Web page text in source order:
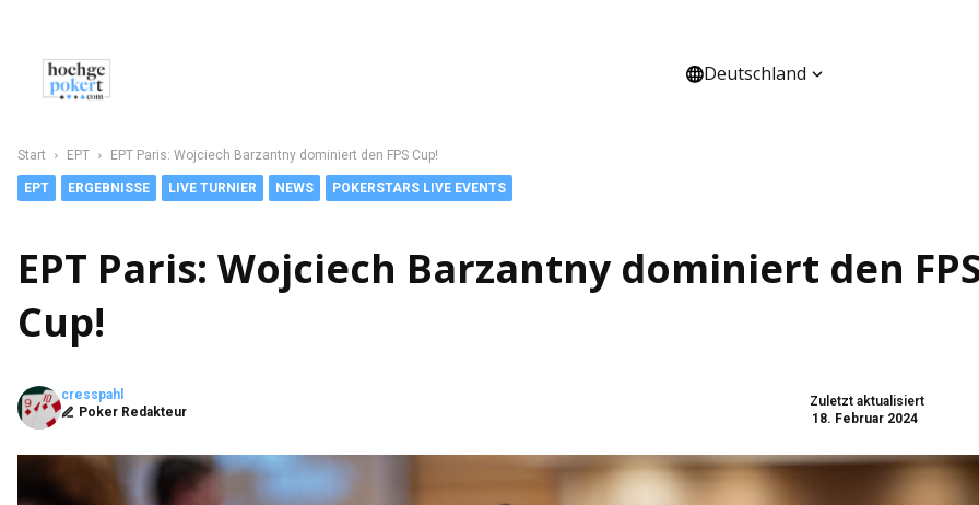
Deutschland
Start EPT EPT Paris: Wojciech Barzantny dominiert den FPS Cup!
EPT ERGEBNISSE LIVE TURNIER NEWS POKERSTARS LIVE EVENTS
EPT Paris: Wojciech Barzantny dominiert den
Cup!
Zuletzt aktualisiert
18. Februar 2024
cresspahl
Poker Redakteur